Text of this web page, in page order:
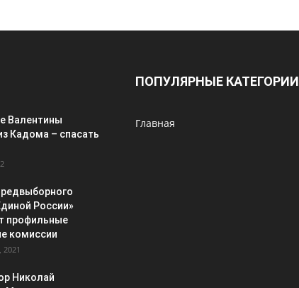
Валентины
Кадома – спасать
России»
профильные
комиссии
2021
Николай
ПОПУЛЯРНЫЕ КАТЕГОРИИ
Главная